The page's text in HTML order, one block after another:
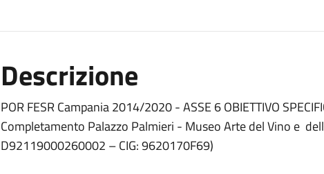
Descrizione
POR FESR Campania 2014/2020 - ASSE 6 OBIETTIVO
Completamento Palazzo Palmieri - Museo Arte del Vino e
D92119000260002 – CIG: 9620170F69)